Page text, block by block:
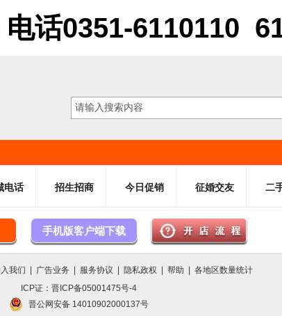
话0351-6110110
电话 招生招商 今日促销 征婚交友 二
手机版客户端下载
我们 | 广告业务 | 服务协议 | 隐私政权 | 帮助 | 各地区数量统计
ICP证：晋ICP备05001475号-4
晋公网安备 14010902000137号